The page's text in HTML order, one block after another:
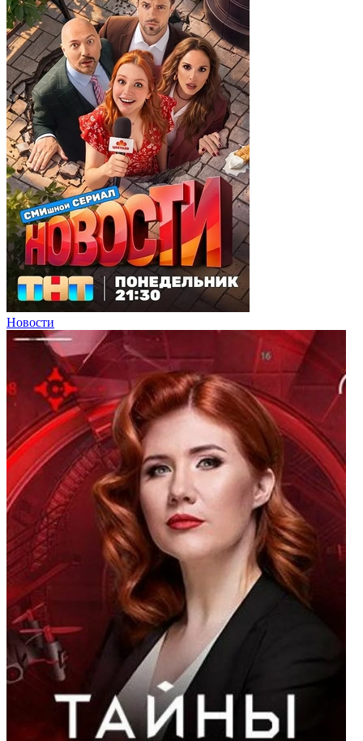
Новости